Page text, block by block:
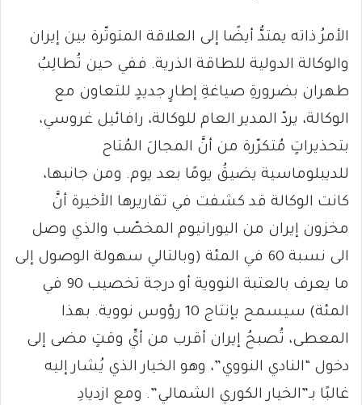
الأمرُ ذاته يمتدُّ أيضًا إلى العلاقة المتوتّرة بين إيران
والوكالة الدولية للطاقة الذرية. ففي حين تُطالِبُ
طهران بضرورةِ صياغةِ إطارٍ جديدٍ للتعاون مع
الوكالة، يردّ المدير العام للوكالة، رافائيل غروسي،
بتحذيراتٍ مُتكرّرة من أنَّ المجالَ المُتاح
للديبلوماسية يضيقُ يومًا بعد يوم. ومن جانبها،
كانت الوكالة قد كشفت في تقاريرها الأخيرة أنَّ
مخزون إيران من اليورانيوم المخصّب والذي وصل
الى نسبة 60 في المئة (وبالتالي سهولة الوصول إلى
ما يعرف بالعتبة النووية أو درجة تخصيب 90 في
المئة) سيسمح بإنتاج 10 رؤوس نووية. بهذا
المعطى، تُصبحُ إيران أقرب من أيِّ وقتٍ مضى إلى
دخول “النادي النووي”، وهو الخيار الذي يُشار إليه
غالبًا بـ”الخيار الكوري الشمالي”. ومع ازديادِ